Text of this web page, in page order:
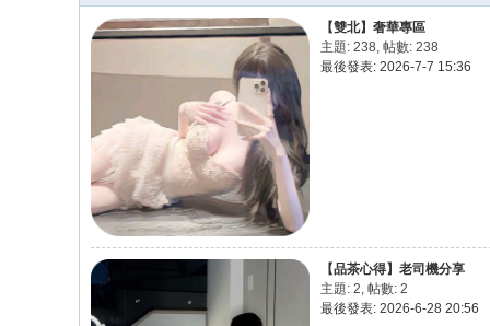
【雙北】奢華專區
主題: 238, 帖數: 238
最後發表: 2026-7-7 15:36
【品茶心得】老司機分享
主題: 2, 帖數: 2
最後發表: 2026-6-28 20:56